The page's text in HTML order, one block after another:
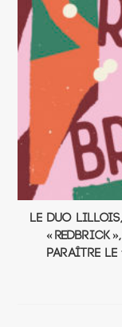
Le duo lillois,
« RedBrick
paraître le